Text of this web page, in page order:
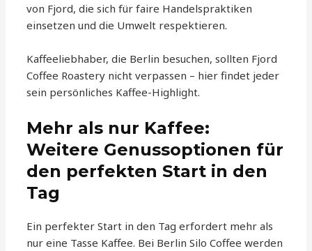
von Fjord, die sich für faire Handelspraktiken
einsetzen und die Umwelt respektieren.
Kaffeeliebhaber, die Berlin besuchen, sollten Fjord
Coffee Roastery nicht verpassen – hier findet jeder
sein persönliches Kaffee-Highlight.
Mehr als nur Kaffee:
Weitere Genussoptionen für
den perfekten Start in den
Tag
Ein perfekter Start in den Tag erfordert mehr als
nur eine Tasse Kaffee. Bei Berlin Silo Coffee werden